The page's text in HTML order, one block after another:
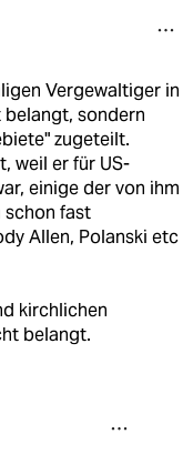
Vergewaltiger in
sondern
zugeteilt.
weil er für US-
einige der von ihm
schon fast
Allen, Polanski etc
kirchlichen
belangt.